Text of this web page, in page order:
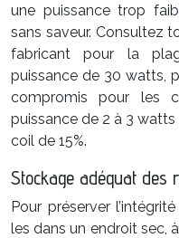
une puissance trop
sans saveur. Consultez
fabricant pour la
puissance de 30 watts,
compromis pour les
puissance de 2 à 3
coil de 15%.
Stockage adéquat des
Pour préserver
les dans un endroit sec,